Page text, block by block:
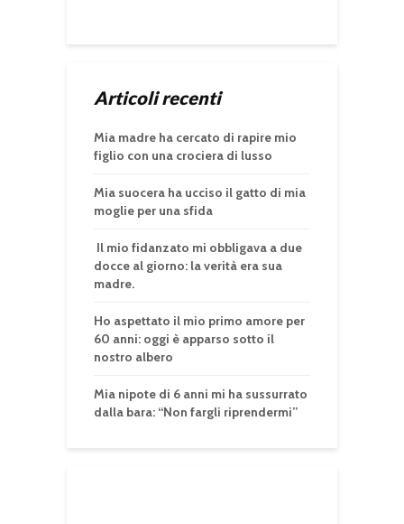
Articoli recenti
Mia madre ha cercato di rapire mio
figlio con una crociera di lusso
Mia suocera ha ucciso il gatto di mia
moglie per una sfida
Il mio fidanzato mi obbligava a due
docce al giorno: la verità era sua
madre.
Ho aspettato il mio primo amore per
60 anni: oggi è apparso sotto il
nostro albero
Mia nipote di 6 anni mi ha sussurrato
dalla bara: “Non fargli riprendermi”